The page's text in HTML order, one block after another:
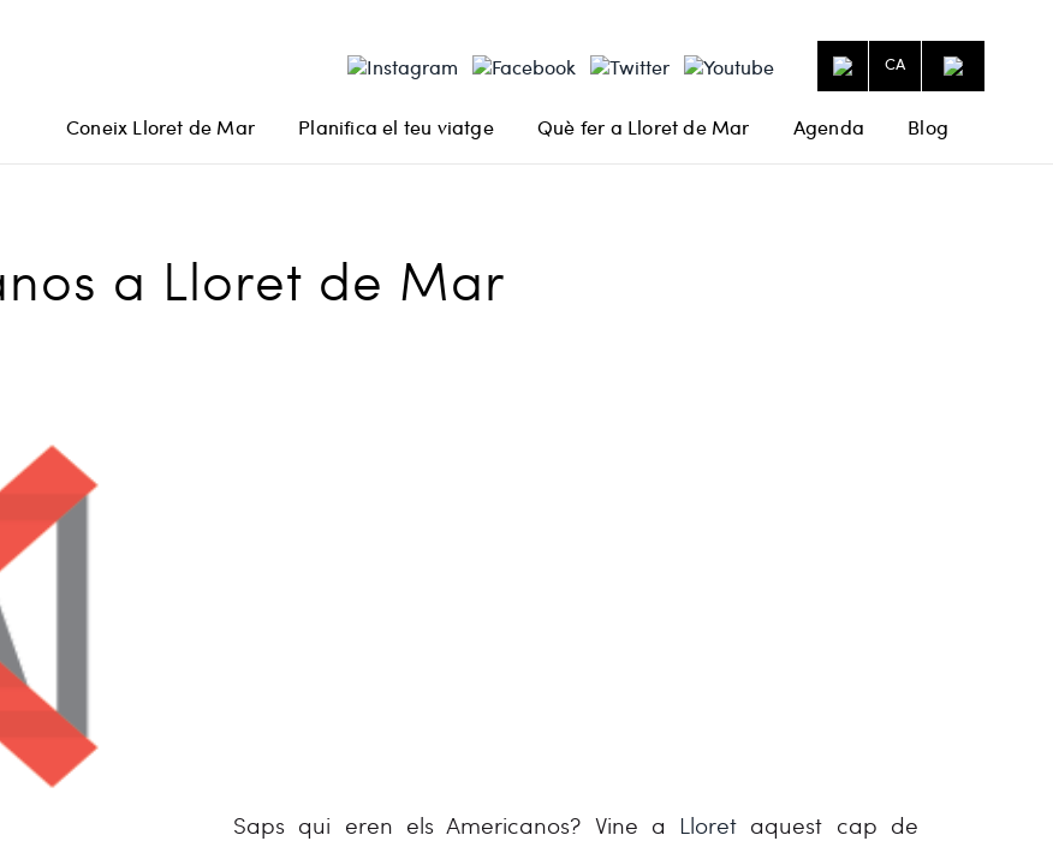
CA
Coneix Lloret de Mar Planifica el teu viatge Què fer a Lloret de Mar Agenda Blog
a Lloret de Mar
Saps qui eren els Americanos? Vine a Lloret aquest cap de